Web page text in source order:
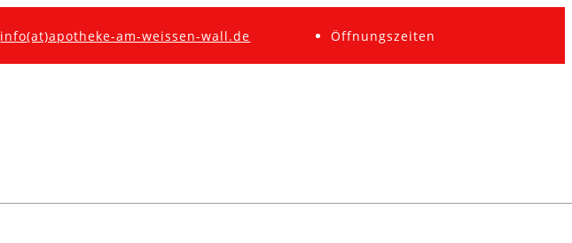
info(at)apotheke-am-weissen-wall.de Öffnungszeiten